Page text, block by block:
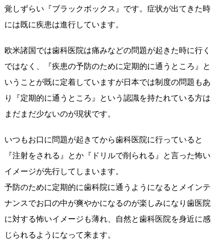
覚しずらい『ブラックボックス』です。症状が出てきた時
には既に疾患は進行しています。
欧米諸国では歯科医院は痛みなどの問題が起きた時に行く
ではなく、『疾患の予防のために定期的に通うところ』と
いうことが既に定着していますが日本では制度の問題もあ
り『定期的に通うところ』という認識を持たれている方は
まだまだ少ないのが現状です。
いつもお口に問題が起きてから歯科医院に行っていると
『注射をされる』とか『ドリルで削られる』と言った怖い
イメージが先行してしまいます。
予防のために定期的に歯科院に通うようになるとメインテ
ナンスでお口の中が爽やかになるのが楽しみになり歯医院
に対する怖いイメージも薄れ、自然と歯科医院を身近に感
じられるようになって来ます。